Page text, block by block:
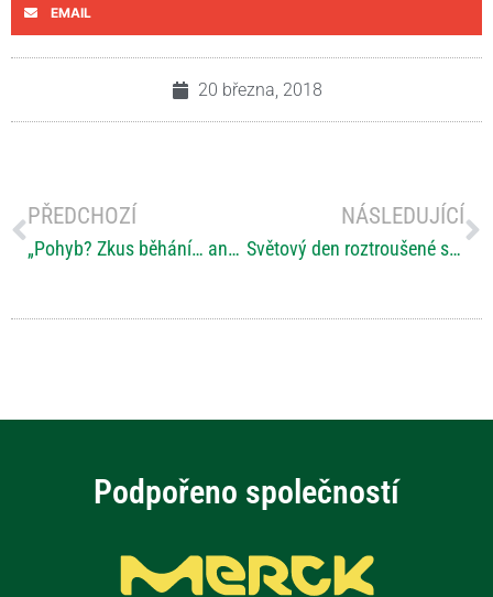
EMAIL
20 března, 2018
PŘEDCHOZÍ
„Pohyb? Zkus běhání… anebo radši ne…“ (Marek Blažíček)
NÁSLEDUJÍCÍ
Světový den roztroušené sklerózy 2018
Podpořeno společností